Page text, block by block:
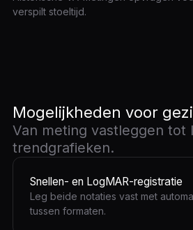
verspilt stoeltijd.
Mogelijkheden voor
Van meting vastleggen tot
trendgrafieken.
Snellen- en LogMAR-registratie
Leg beide notaties vast met
tussen formaten.